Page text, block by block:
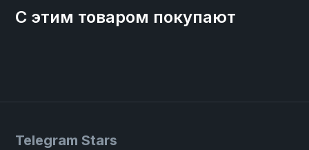
С этим товаром покупают
Telegram Stars